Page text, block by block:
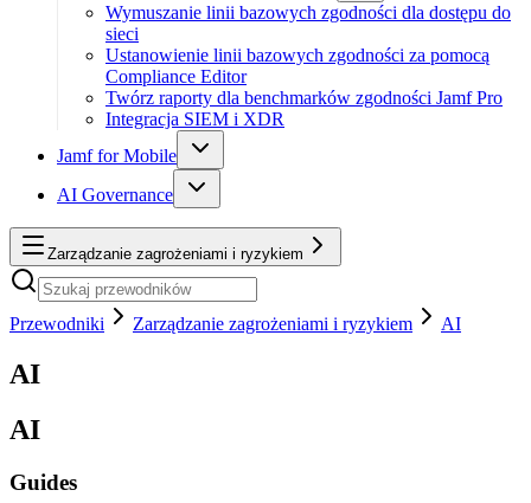
Wymuszanie linii bazowych zgodności dla dostępu do
sieci
Ustanowienie linii bazowych zgodności za pomocą
Compliance Editor
Twórz raporty dla benchmarków zgodności Jamf Pro
Integracja SIEM i XDR
Jamf for Mobile
AI Governance
Zarządzanie zagrożeniami i ryzykiem
Przewodniki Zarządzanie zagrożeniami i ryzykiem AI
AI
AI
Guides